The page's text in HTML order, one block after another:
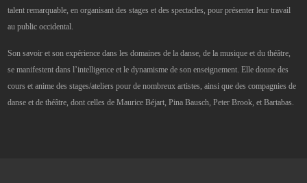
talent remarquable, en organisant des stages et des spectacles, pour présenter leur travail
au public occidental.
Son savoir et son expérience dans les domaines de la danse, de la musique et du théâtre,
se manifestent dans l’intelligence et le dynamisme de son enseignement. Elle donne des
cours et anime des stages/ateliers pour de nombreux artistes, ainsi que des compagnies de
danse et de théâtre, dont celles de Maurice Béjart, Pina Bausch, Peter Brook, et Bartabas.